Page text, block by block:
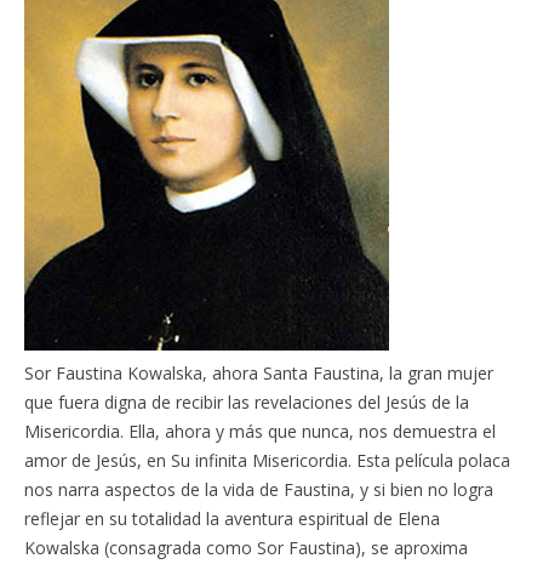
Sor Faustina Kowalska, ahora Santa Faustina, la gran mujer
que fuera digna de recibir las revelaciones del Jesús de la
Misericordia. Ella, ahora y más que nunca, nos demuestra el
amor de Jesús, en Su infinita Misericordia. Esta película polaca
nos narra aspectos de la vida de Faustina, y si bien no logra
reflejar en su totalidad la aventura espiritual de Elena
Kowalska (consagrada como Sor Faustina), se aproxima